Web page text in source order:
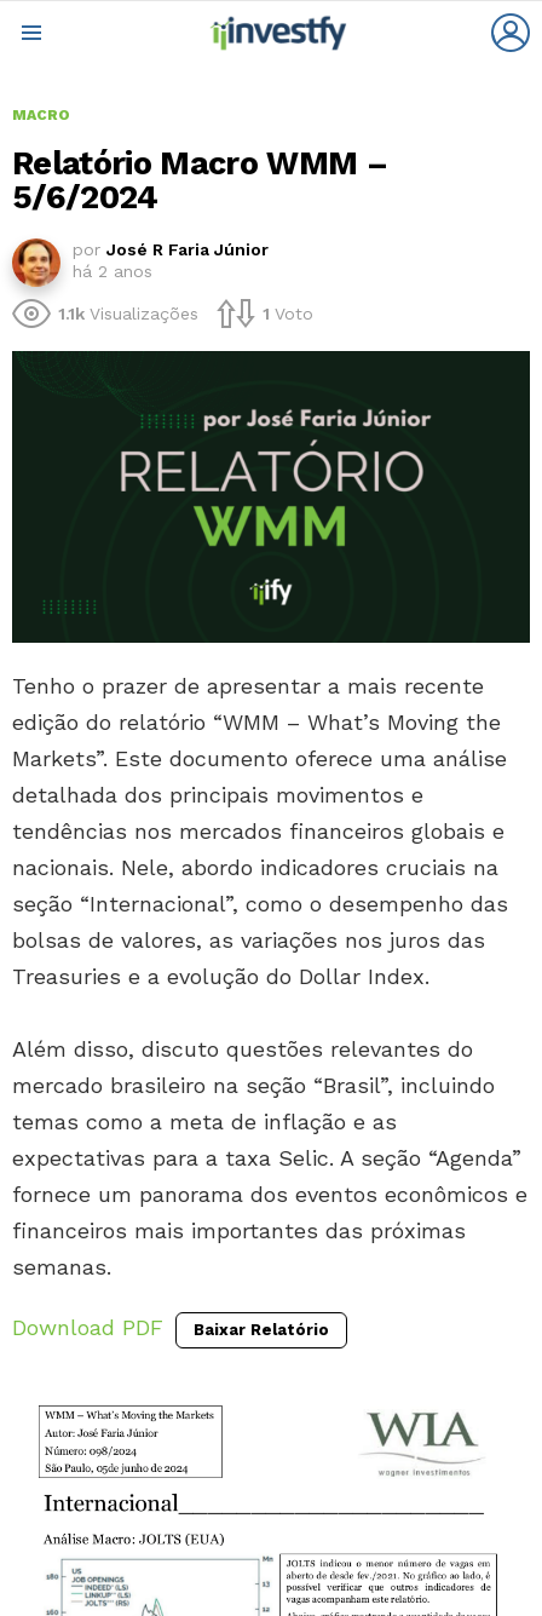
MACRO
Relatório Macro WMM –
5/6/2024
por José R Faria Júnior
há 2 anos
1.1k Visualizações 1 Voto
Tenho o prazer de apresentar a mais recente
edição do relatório “WMM – What’s Moving the
Markets”. Este documento oferece uma análise
detalhada dos principais movimentos e
tendências nos mercados financeiros globais e
nacionais. Nele, abordo indicadores cruciais na
seção “Internacional”, como o desempenho das
bolsas de valores, as variações nos juros das
Treasuries e a evolução do Dollar Index.
Além disso, discuto questões relevantes do
mercado brasileiro na seção “Brasil”, incluindo
temas como a meta de inflação e as
expectativas para a taxa Selic. A seção “Agenda”
fornece um panorama dos eventos econômicos e
financeiros mais importantes das próximas
semanas.
Download PDF Baixar Relatório